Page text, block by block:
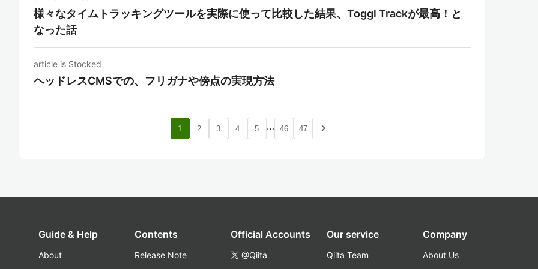
様々なタイムトラッキングツールを実際に使って比較した結果、Toggl Trackが最高！と
なった話
article is Stocked
ヘッドレスCMSでの、フリガナや傍点の実現方法
1 2 3 4 5 … 46 47 navigate_next
Guide & Help
About
Contents
Release Note
Official Accounts
@Qiita
Our service
Qiita Team
Company
About Us